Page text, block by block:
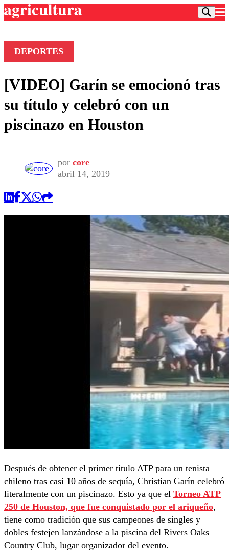
Frecuencias
Agricultura TV
Deportes
Colo Colo
Seleccion Chilena
Universidad de Chile
Entretención
Economía
Sustentabilidad
Publicaciones en medios
Opinión
DEPORTES
[VIDEO] Garín se emocionó tras
su título y celebró con un
piscinazo en Houston
por core
abril 14, 2019
Después de obtener el primer título ATP para un tenista
chileno tras casi 10 años de sequía, Christian Garín celebró
literalmente con un piscinazo. Esto ya que el Torneo ATP
250 de Houston, que fue conquistado por el ariqueño,
tiene como tradición que sus campeones de singles y
dobles festejen lanzándose a la piscina del Rivers Oaks
Country Club, lugar organizador del evento.